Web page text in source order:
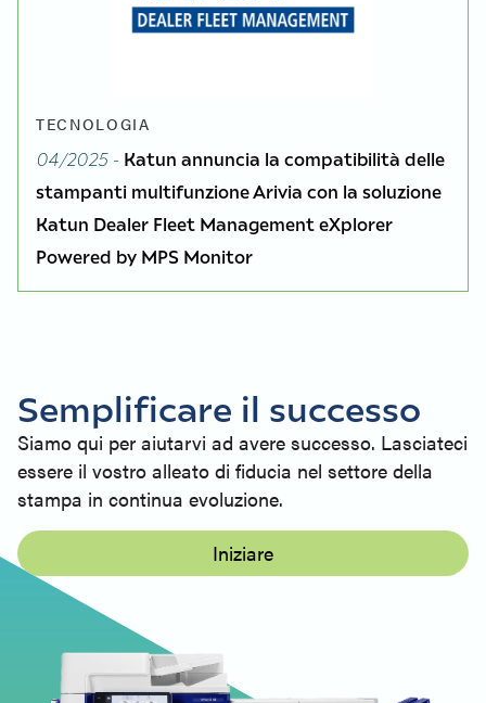
TECNOLOGIA
04/2025 - Katun annuncia la compatibilità delle
stampanti multifunzione Arivia con la soluzione
Katun Dealer Fleet Management eXplorer
Powered by MPS Monitor
Semplificare il successo
Siamo qui per aiutarvi ad avere successo. Lasciateci
essere il vostro alleato di fiducia nel settore della
stampa in continua evoluzione.
Iniziare